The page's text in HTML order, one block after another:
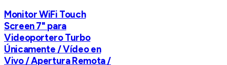
Monitor WiFi Touch
Screen 7" para
Videoportero Turbo
Únicamente / Vídeo en
Vivo / Apertura Remota /